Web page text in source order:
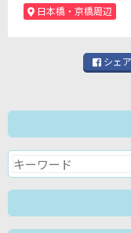
日本橋・京橋周辺
シェア